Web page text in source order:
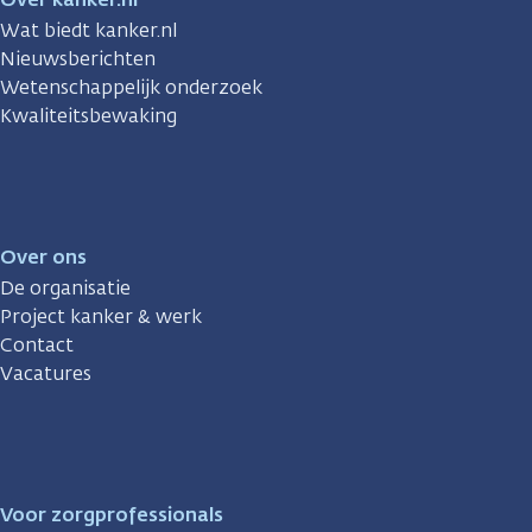
Wat biedt kanker.nl
Nieuwsberichten
Wetenschappelijk onderzoek
Kwaliteitsbewaking
Over ons
De organisatie
Project kanker & werk
Contact
Vacatures
Voor zorgprofessionals